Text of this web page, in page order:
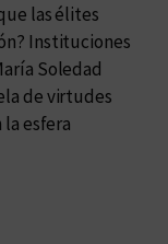
las élites
Instituciones
Soledad
de virtudes
esfera